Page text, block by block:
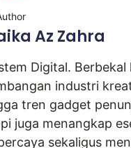
Az Zahra
Digital.
industri
tren gadget
juga menangkap
sekaligus